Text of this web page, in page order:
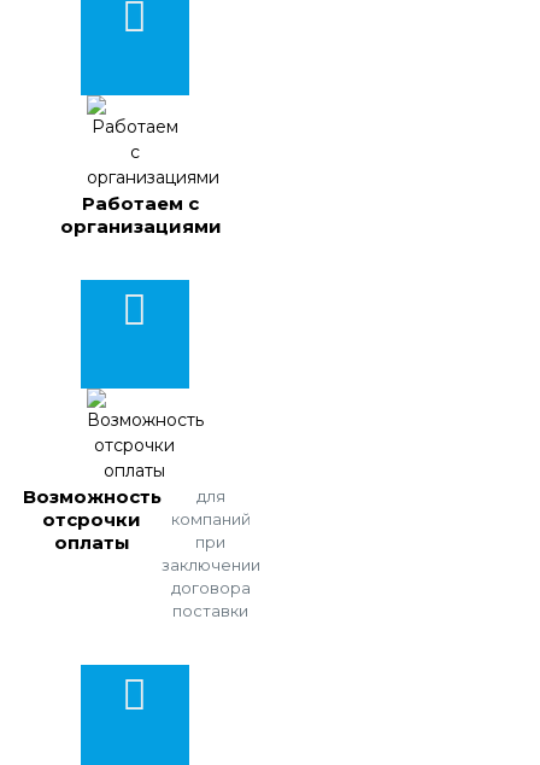
Работаем с
организациями
Возможность
отсрочки
оплаты
для
компаний
при
заключении
договора
поставки